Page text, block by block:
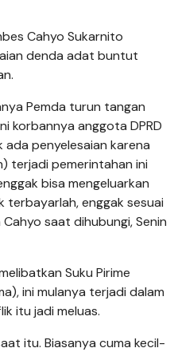
Cahyo Sukarnito
denda adat buntut
Pemda turun tangan
korbannya anggota DPRD
penyelesaian karena
terjadi pemerintahan ini
bisa mengeluarkan
terbayarlah, enggak sesuai
saat dihubungi, Senin
Suku Pirime
ini mulanya terjadi dalam
itu jadi meluas.
itu. Biasanya cuma kecil-